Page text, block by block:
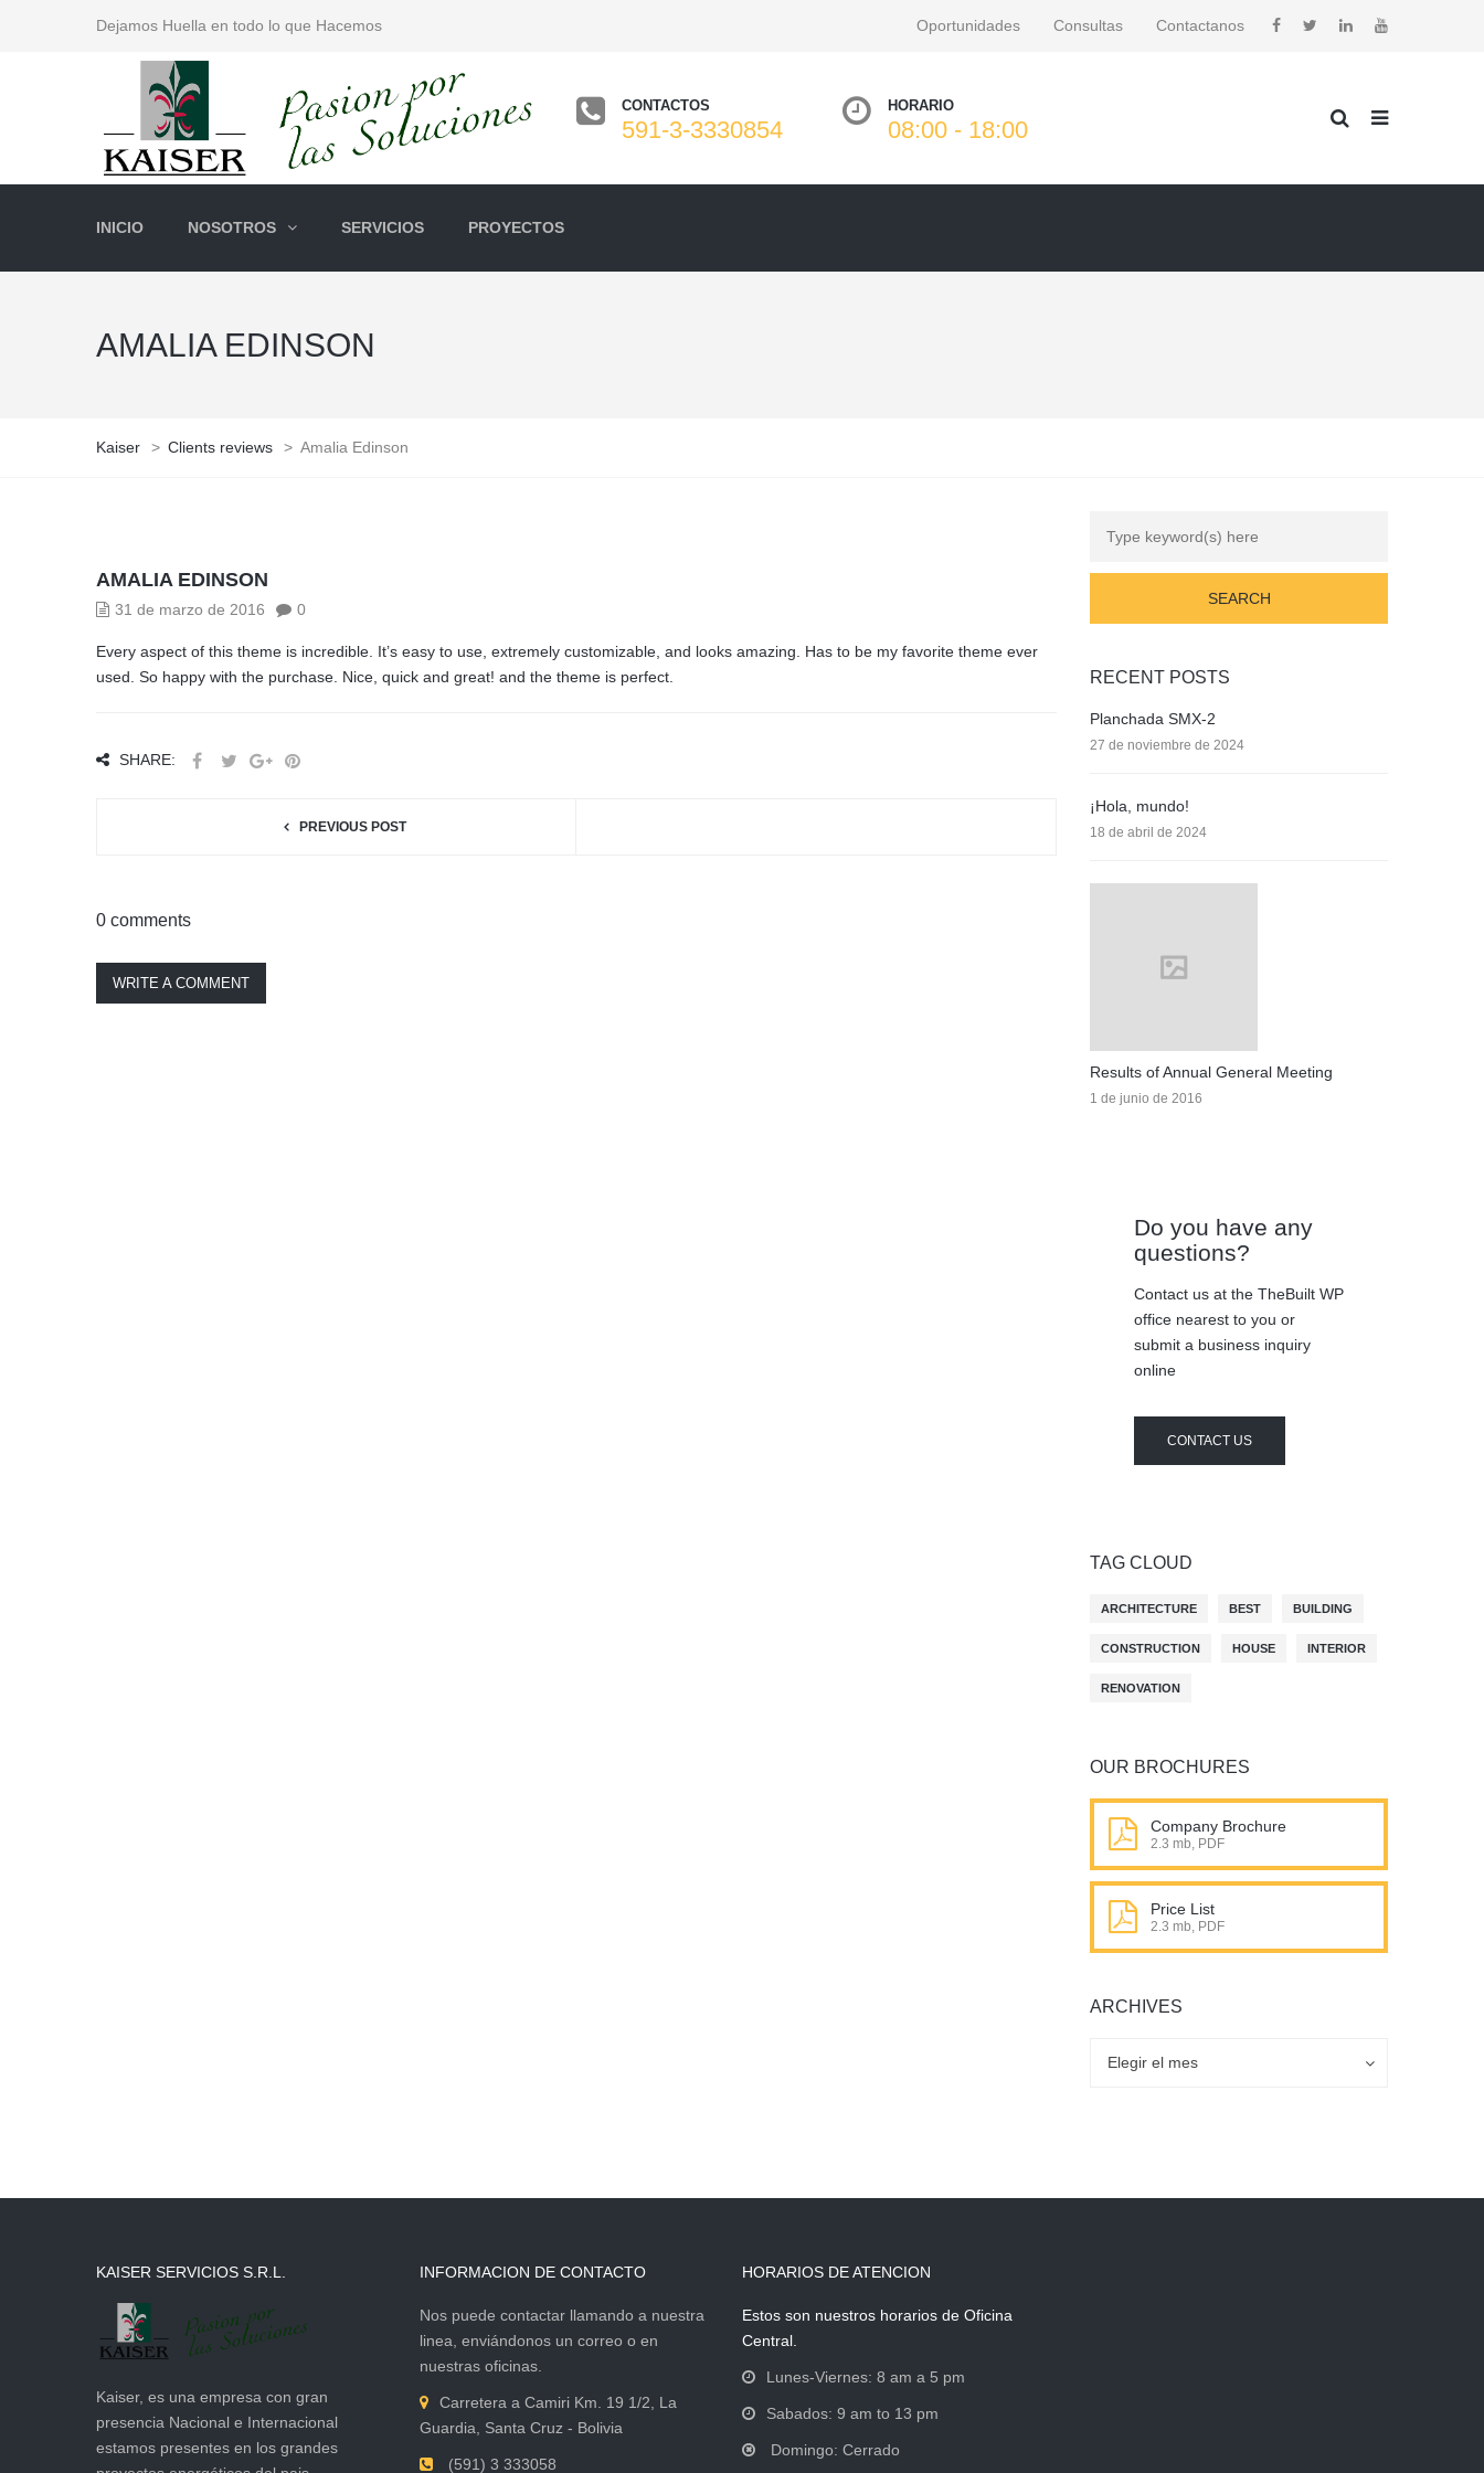
Dejamos Huella en todo lo que Hacemos Oportunidades Consultas Contactanos
CONTACTOS
591-3-3330854
HORARIO
08:00 - 18:00
INICIO NOSOTROS SERVICIOS PROYECTOS
AMALIA EDINSON
Kaiser > Clients reviews > Amalia Edinson
AMALIA EDINSON
31 de marzo de 2016 0
Every aspect of this theme is incredible. It’s easy to use, extremely customizable, and looks amazing. Has to be my favorite theme ever
used. So happy with the purchase. Nice, quick and great! and the theme is perfect.
SHARE:
PREVIOUS POST
0 comments
WRITE A COMMENT
RECENT POSTS
Planchada SMX-2
27 de noviembre de 2024
¡Hola, mundo!
18 de abril de 2024
Results of Annual General Meeting
1 de junio de 2016
Do you have any
questions?
Contact us at the TheBuilt WP
office nearest to you or
submit a business inquiry
online
CONTACT US
TAG CLOUD
ARCHITECTURE BEST BUILDING
CONSTRUCTION HOUSE INTERIOR
RENOVATION
OUR BROCHURES
Company Brochure
2.3 mb, PDF
Price List
2.3 mb, PDF
ARCHIVES
Elegir el mes
KAISER SERVICIOS S.R.L.
Kaiser, es una empresa con gran
presencia Nacional e Internacional
estamos presentes en los grandes
INFORMACION DE CONTACTO
Nos puede contactar llamando a nuestra
linea, enviándonos un correo o en
nuestras oficinas.
Carretera a Camiri Km. 19 1/2, La
Guardia, Santa Cruz - Bolivia
(591) 3 333058
HORARIOS DE ATENCION
Estos son nuestros horarios de Oficina
Central.
Lunes-Viernes: 8 am a 5 pm
Sabados: 9 am to 13 pm
Domingo: Cerrado